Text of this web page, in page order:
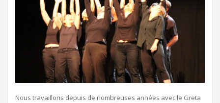
Nous travaillons depuis de nombreuses années avec le Greta